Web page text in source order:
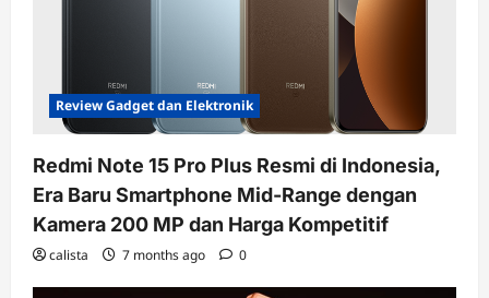
Review Gadget dan Elektronik
Redmi Note 15 Pro Plus Resmi di Indonesia,
Era Baru Smartphone Mid-Range dengan
Kamera 200 MP dan Harga Kompetitif
calista 7 months ago 0